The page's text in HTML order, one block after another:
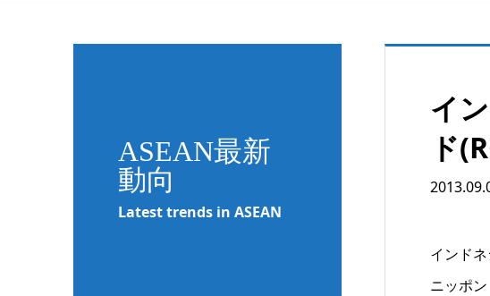
ASEAN最新
動向
Latest trends in ASEAN
イ
ド
インド
ニッポ